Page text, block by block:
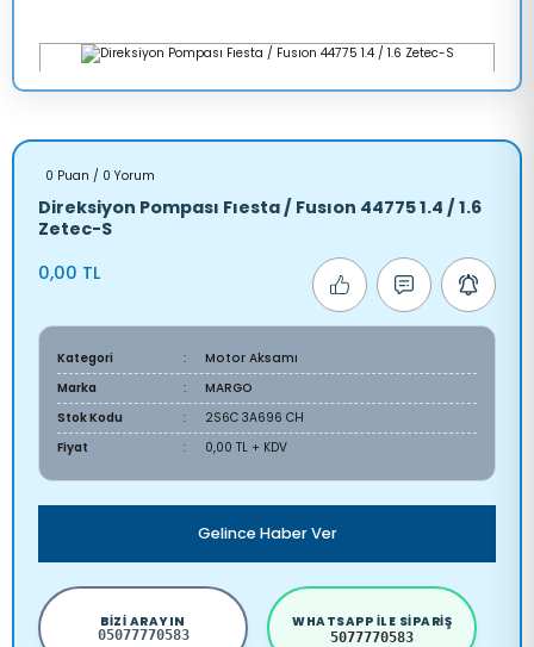
0 Puan / 0 Yorum
Direksiyon Pompası Fıesta / Fusıon 44775 1.4 / 1.6
Zetec-S
0,00 TL
Kategori
Motor Aksamı
Marka
MARGO
Stok Kodu
2S6C 3A696 CH
Fiyat
0,00 TL + KDV
Gelince Haber Ver
BIZI ARAYIN
05077770583
WHATSAPP ILE SIPARIŞ
5077770583